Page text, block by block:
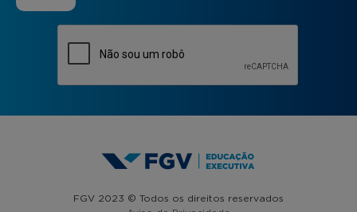
FGV 2023 © Todos os direitos reservados